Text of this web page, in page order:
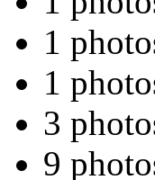
1
1
3
9